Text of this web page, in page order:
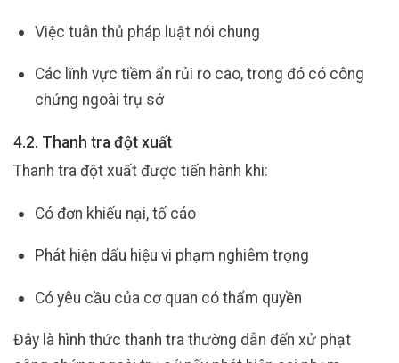
Việc tuân thủ pháp luật nói chung
Các lĩnh vực tiềm ẩn rủi ro cao, trong đó có công
chứng ngoài trụ sở
4.2. Thanh tra đột xuất
Thanh tra đột xuất được tiến hành khi:
Có đơn khiếu nại, tố cáo
Phát hiện dấu hiệu vi phạm nghiêm trọng
Có yêu cầu của cơ quan có thẩm quyền
Đây là hình thức thanh tra thường dẫn đến xử phạt